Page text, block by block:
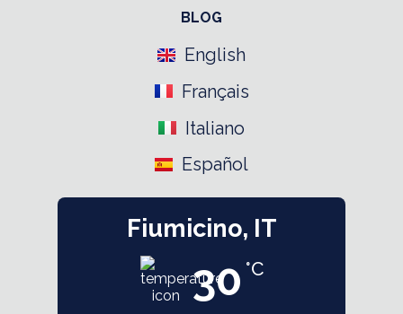
BLOG
English
Français
Italiano
Español
Fiumicino, IT
30 °C